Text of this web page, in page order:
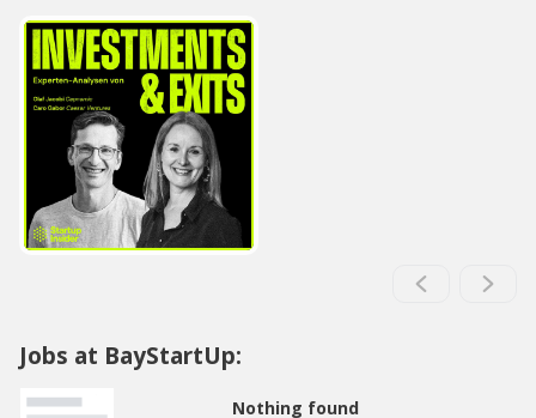
Jobs at BayStartUp:
Nothing found